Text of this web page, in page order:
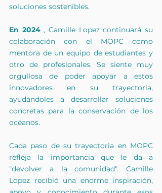
soluciones sostenibles.
En 2024 , Camille Lopez continuará su
colaboración con el MOPC como
mentora de un equipo de estudiantes y
otro de profesionales. Se siente muy
orgullosa de poder apoyar a estos
innovadores en su trayectoria,
ayudándoles a desarrollar soluciones
concretas para la conservación de los
océanos.
Cada paso de su trayectoria en MOPC
refleja la importancia que le da a
"devolver a la comunidad". Camille
Lopez recibió una enorme inspiración,